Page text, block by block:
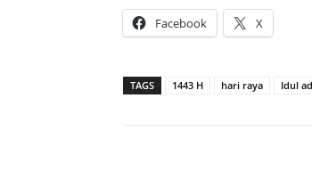
Facebook X
TAGS 1443 H hari raya Idul